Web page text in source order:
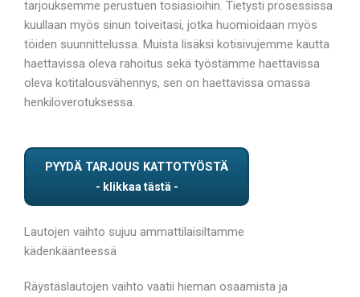
tarjouksemme perustuen tosiasioihin. Tietysti prosessissa
kuullaan myös sinun toiveitasi, jotka huomioidaan myös
töiden suunnittelussa. Muista lisäksi kotisivujemme kautta
haettavissa oleva rahoitus sekä työstämme haettavissa
oleva kotitalousvähennys, sen on haettavissa omassa
henkilöverotuksessa.
PYYDÄ TARJOUS KATTOTYÖSTÄ
Lautojen vaihto sujuu ammattilaisiltamme
kädenkäänteessä
Räystäslautojen vaihto vaatii hieman osaamista ja